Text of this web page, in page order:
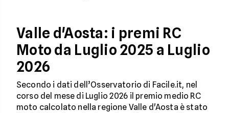
Valle d'Aosta: i premi RC
Moto da Luglio 2025 a Luglio
2026
Secondo i dati dell’Osservatorio di Facile.it, nel
corso del mese di Luglio 2026 il premio medio RC
moto calcolato nella regione Valle d'Aosta è stato